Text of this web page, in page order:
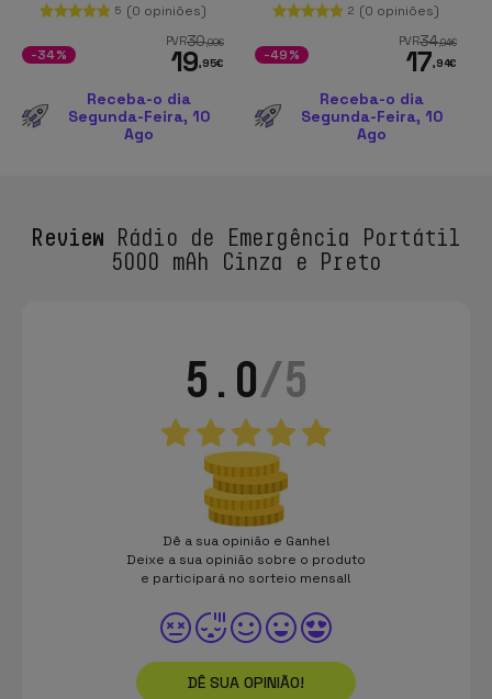
5 (0 opiniões)
PVR30,00€
19,95€
-34%
Receba-o dia
Segunda-Feira, 10
Ago
2 (0 opiniões)
PVR34,94€
17,94€
-49%
Receba-o dia
Segunda-Feira, 10
Ago
Review Rádio de Emergência Portátil
5000 mAh Cinza e Preto
5.0/5
Dê a sua opinião e Ganhe!
Deixe a sua opinião sobre o produto
e participará no sorteio mensal!
DÊ SUA OPINIÃO!